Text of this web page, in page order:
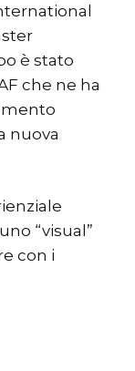
è stato
che ne ha
nuova
“visual”
con i